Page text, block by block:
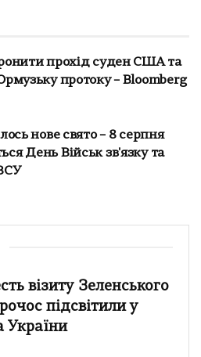
прохід суден США та
протоку – Bloomberg
нове свято – 8 серпня
День Військ зв'язку та
візиту Зеленського
підсвітили у
України